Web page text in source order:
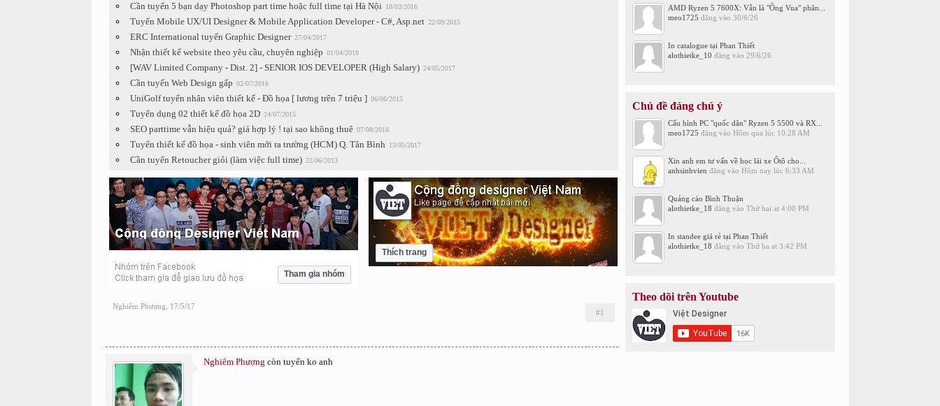
Cần tuyển 5 bạn dạy Photoshop part time hoặc full time tại Hà Nội 18/03/2016
Tuyển Mobile UX/UI Designer & Mobile Application Developer - C#, Asp.net 22/09/2015
ERC International tuyển Graphic Designer 27/04/2017
Nhận thiết kế website theo yêu cầu, chuyên nghiệp 01/04/2018
[WAV Limited Company - Dist. 2] - SENIOR IOS DEVELOPER (High Salary) 24/05/2017
Cần tuyển Web Design gấp 02/07/2016
UniGolf tuyển nhân viên thiết kế - Đồ họa [ lương trên 7 triệu ] 06/06/2015
Tuyển dụng 02 thiết kế đồ họa 2D 24/07/2015
SEO parttime vẫn hiệu quả? giá hợp lý ! tại sao không thuê 07/08/2018
Tuyển thiết kế đồ họa - sinh viên mới ra trường (HCM) Q. Tân Bình 13/05/2017
Cần tuyển Retoucher giỏi (làm việc full time) 22/06/2013
Tham gia nhóm
Thích trang
Nghiêm Phượng 17/5/17
#1
Nghiêm Phượng còn tuyển ko anh
AMD Ryzen 5 7600X: Vẫn là "Ông Vua" phân...
meo1725 đăng vào 30/6/26
In catalogue tại Phan Thiết
alothietke_10 đăng vào 29/6/26
Chủ đề đáng chú ý
Cấu hình PC "quốc dân" Ryzen 5 5500 và RX...
meo1725 đăng vào Hôm qua lúc 10:28 AM
Xin anh em tư vấn về học lái xe Ôtô cho...
anhsinhvien đăng vào Hôm nay lúc 6:33 AM
Quảng cáo Bình Thuận
alothietke_18 đăng vào Thứ hai at 4:00 PM
In standee giá rẻ tại Phan Thiết
alothietke_18 đăng vào Thứ ba at 3:42 PM
Theo dõi trên Youtube